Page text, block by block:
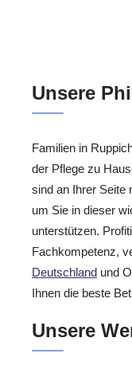
Unsere
Familien in
der Pflege zu
sind an Ihrer Seite
um Sie in dieser
unterstützen.
Fachkompetenz,
Deutschland und
Ihnen die beste
Unsere